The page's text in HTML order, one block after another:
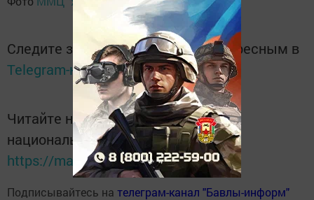
Следите за самым важным и интересным в
Telegram-каналеТатмедиа
Читайте новости Татарстана в
национальном мессенджере MАХ:
https://max.ru/tatmedia
Подписывайтесь на телеграм-канал "Бавлы-информ"